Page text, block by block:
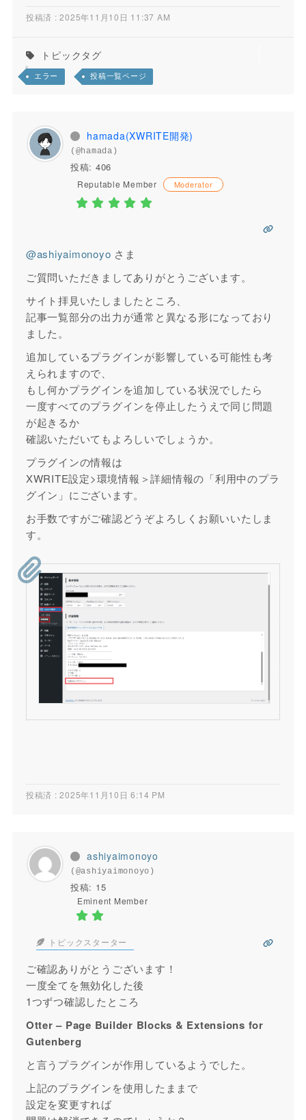
投稿済 : 2025年11月10日 11:37 AM
トピックタグ
エラー 投稿一覧ページ
hamada(XWRITE開発)
(@hamada)
投稿: 406
Reputable Member Moderator
@ashiyaimonoyo さま
ご質問いただきましてありがとうございます。
サイト拝見いたしましたところ、
記事一覧部分の出力が通常と異なる形になっており
ました。
追加しているプラグインが影響している可能性も考
えられますので、
もし何かプラグインを追加している状況でしたら
一度すべてのプラグインを停止したうえで同じ問題
が起きるか
確認いただいてもよろしいでしょうか。
プラグインの情報は
XWRITE設定>環境情報＞詳細情報の「利用中のプラ
グイン」にございます。
お手数ですがご確認どうぞよろしくお願いいたしま
す。
投稿済 : 2025年11月10日 6:14 PM
ashiyaimonoyo
(@ashiyaimonoyo)
投稿: 15
Eminent Member
トピックスターター
ご確認ありがとうございます！
一度全てを無効化した後
1つずつ確認したところ
Otter – Page Builder Blocks & Extensions for
Gutenberg
と言うプラグインが作用しているようでした。
上記のプラグインを使用したままで
設定を変更すれば